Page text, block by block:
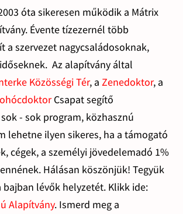
óta sikeresen működik a Mátrix
Évente tízezernél több
a szervezet nagycsaládosoknak,
Az alapítvány által
Közösségi Tér, a Zenedoktor, a
Csapat segítő
- sok program, közhasznú
lehetne ilyen sikeres, ha a támogató
cégek, a személyi jövedelemadó 1%
Hálásan köszönjük! Tegyük
bajban lévők helyzetét. Klikk ide:
Alapítvány. Ismerd meg a